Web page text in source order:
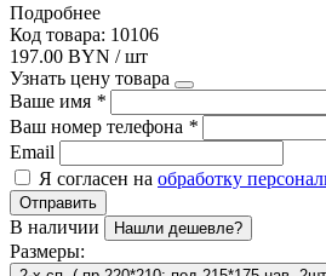
Подробнее
Код товара: 10106
197.00 BYN / шт
Узнать цену товара
Ваше имя *
Ваш номер телефона *
Email
Я согласен на обработку
Отправить
В наличии Нашли дешевле?
Размеры: